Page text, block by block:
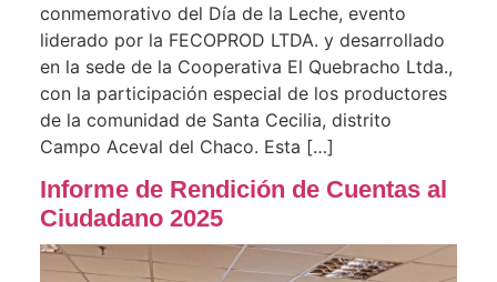
conmemorativo del Día de la Leche, evento
liderado por la FECOPROD LTDA. y desarrollado
en la sede de la Cooperativa El Quebracho Ltda.,
con la participación especial de los productores
de la comunidad de Santa Cecilia, distrito
Campo Aceval del Chaco. Esta […]
Informe de Rendición de Cuentas al
Ciudadano 2025